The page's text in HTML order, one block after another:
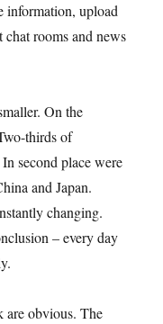
information, upload
rooms and news
On the
thirds of
second place were
and Japan.
changing.
– every day
are obvious. The